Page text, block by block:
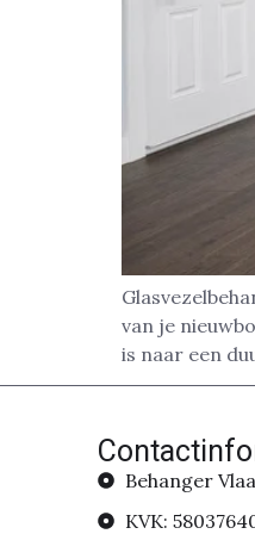
van je
is naar een
Behanger
KVK: